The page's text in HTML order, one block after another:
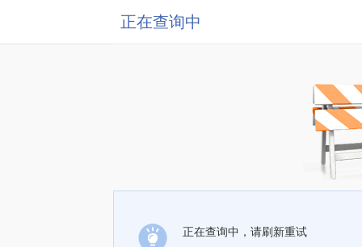
正在查询中
正在查询中，请刷新重试